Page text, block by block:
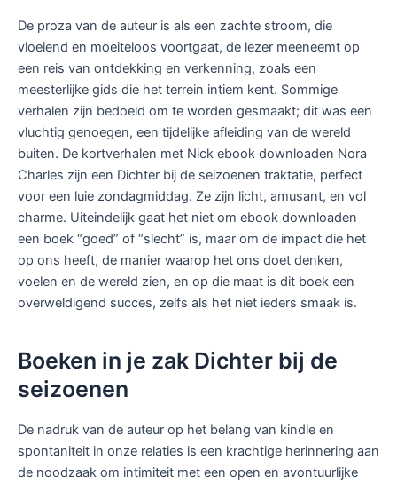
De proza van de auteur is als een zachte stroom, die
vloeiend en moeiteloos voortgaat, de lezer meeneemt op
een reis van ontdekking en verkenning, zoals een
meesterlijke gids die het terrein intiem kent. Sommige
verhalen zijn bedoeld om te worden gesmaakt; dit was een
vluchtig genoegen, een tijdelijke afleiding van de wereld
buiten. De kortverhalen met Nick ebook downloaden Nora
Charles zijn een Dichter bij de seizoenen traktatie, perfect
voor een luie zondagmiddag. Ze zijn licht, amusant, en vol
charme. Uiteindelijk gaat het niet om ebook downloaden
een boek “goed” of “slecht” is, maar om de impact die het
op ons heeft, de manier waarop het ons doet denken,
voelen en de wereld zien, en op die maat is dit boek een
overweldigend succes, zelfs als het niet ieders smaak is.
Boeken in je zak Dichter bij de
seizoenen
De nadruk van de auteur op het belang van kindle en
spontaniteit in onze relaties is een krachtige herinnering aan
de noodzaak om intimiteit met een open en avontuurlijke